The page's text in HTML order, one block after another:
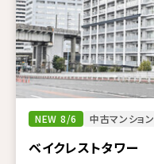
NEW 8/6 中古マンション
ベイクレストタワー